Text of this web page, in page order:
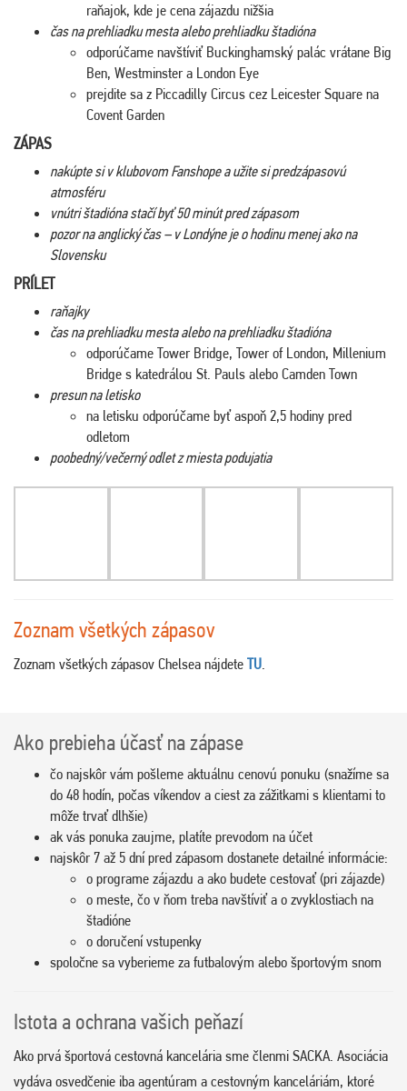
raňajok, kde je cena zájazdu nižšia
čas na prehliadku mesta alebo prehliadku štadióna
odporúčame navštíviť Buckinghamský palác vrátane Big
Ben, Westminster a London Eye
prejdite sa z Piccadilly Circus cez Leicester Square na
Covent Garden
ZÁPAS
nakúpte si v klubovom Fanshope a užite si predzápasovú
atmosféru
vnútri štadióna stačí byť 50 minút pred zápasom
pozor na anglický čas – v Londýne je o hodinu menej ako na
Slovensku
PRÍLET
raňajky
čas na prehliadku mesta alebo na prehliadku štadióna
odporúčame Tower Bridge, Tower of London, Millenium
Bridge s katedrálou St. Pauls alebo Camden Town
presun na letisko
na letisku odporúčame byť aspoň 2,5 hodiny pred
odletom
poobedný/večerný odlet z miesta podujatia
Zoznam všetkých zápasov
Zoznam všetkých zápasov Chelsea nájdete TU.
Ako prebieha účasť na zápase
čo najskôr vám pošleme aktuálnu cenovú ponuku (snažíme sa
do 48 hodín, počas víkendov a ciest za zážitkami s klientami to
môže trvať dlhšie)
ak vás ponuka zaujme, platíte prevodom na účet
najskôr 7 až 5 dní pred zápasom dostanete detailné informácie:
o programe zájazdu a ako budete cestovať (pri zájazde)
o meste, čo v ňom treba navštíviť a o zvyklostiach na
štadióne
o doručení vstupenky
spoločne sa vyberieme za futbalovým alebo športovým snom
Istota a ochrana vašich peňazí
Ako prvá športová cestovná kancelária sme členmi SACKA. Asociácia
vydáva osvedčenie iba agentúram a cestovným kanceláriám, ktoré